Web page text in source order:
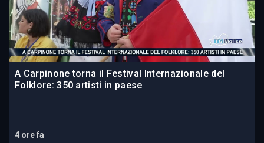
A Carpinone torna il Festival Internazionale del
Folklore: 350 artisti in paese
4 ore fa